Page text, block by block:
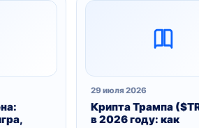
29 июля 2026
Крипта Трампа
в 2026 году: как